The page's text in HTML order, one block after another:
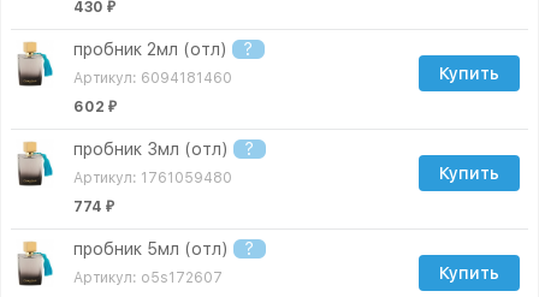
430 ₽
пробник 2мл (отл) ?
Артикул: 6094181460
602 ₽
Купить
пробник 3мл (отл) ?
Артикул: 1761059480
774 ₽
Купить
пробник 5мл (отл) ?
Артикул: o5s172607
Купить